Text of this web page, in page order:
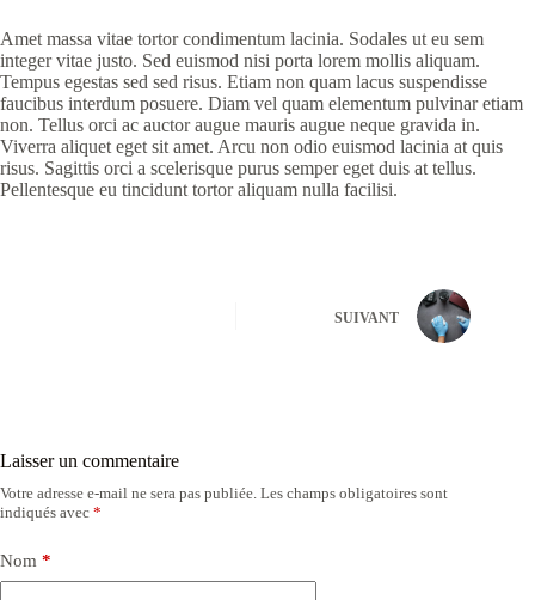
Amet massa vitae tortor condimentum lacinia. Sodales ut eu sem
integer vitae justo. Sed euismod nisi porta lorem mollis aliquam.
Tempus egestas sed sed risus. Etiam non quam lacus suspendisse
faucibus interdum posuere. Diam vel quam elementum pulvinar etiam
non. Tellus orci ac auctor augue mauris augue neque gravida in.
Viverra aliquet eget sit amet. Arcu non odio euismod lacinia at quis
risus. Sagittis orci a scelerisque purus semper eget duis at tellus.
Pellentesque eu tincidunt tortor aliquam nulla facilisi.
SUIVANT
Laisser un commentaire
Votre adresse e-mail ne sera pas publiée. Les champs obligatoires sont
indiqués avec *
Nom *